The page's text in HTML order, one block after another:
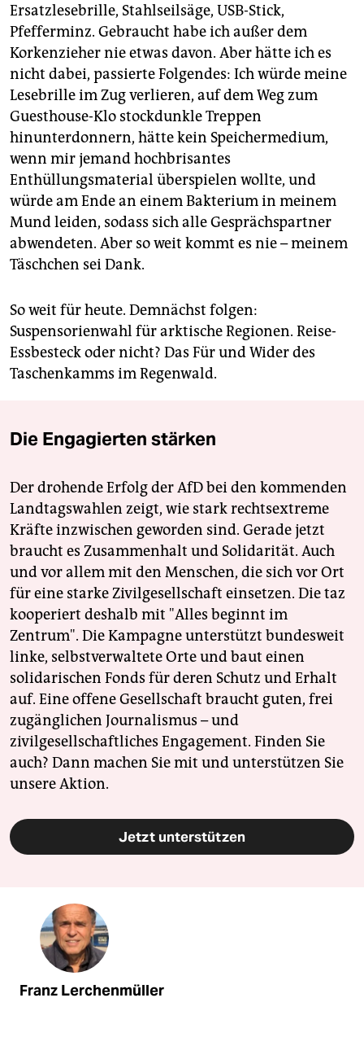
Ersatzlesebrille, Stahlseilsäge, USB-Stick,
Pfefferminz. Gebraucht habe ich außer dem
Korkenzieher nie etwas davon. Aber hätte ich es
nicht dabei, passierte Folgendes: Ich würde meine
Lesebrille im Zug verlieren, auf dem Weg zum
Guesthouse-Klo stockdunkle Treppen
hinunterdonnern, hätte kein Speichermedium,
wenn mir jemand hochbrisantes
Enthüllungsmaterial überspielen wollte, und
würde am Ende an einem Bakterium in meinem
Mund leiden, sodass sich alle Gesprächspartner
abwendeten. Aber so weit kommt es nie – meinem
Täschchen sei Dank.
So weit für heute. Demnächst folgen:
Suspensorienwahl für arktische Regionen. Reise-
Essbesteck oder nicht? Das Für und Wider des
Taschenkamms im Regenwald.
Die Engagierten stärken
Der drohende Erfolg der AfD bei den kommenden
Landtagswahlen zeigt, wie stark rechtsextreme
Kräfte inzwischen geworden sind. Gerade jetzt
braucht es Zusammenhalt und Solidarität. Auch
und vor allem mit den Menschen, die sich vor Ort
für eine starke Zivilgesellschaft einsetzen. Die taz
kooperiert deshalb mit "Alles beginnt im
Zentrum". Die Kampagne unterstützt bundesweit
linke, selbstverwaltete Orte und baut einen
solidarischen Fonds für deren Schutz und Erhalt
auf. Eine offene Gesellschaft braucht guten, frei
zugänglichen Journalismus – und
zivilgesellschaftliches Engagement. Finden Sie
auch? Dann machen Sie mit und unterstützen Sie
unsere Aktion.
Jetzt unterstützen
Franz Lerchenmüller